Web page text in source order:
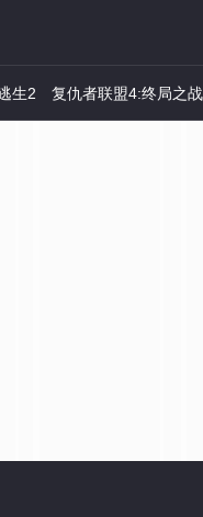
生2 复仇者联盟4:终局之战